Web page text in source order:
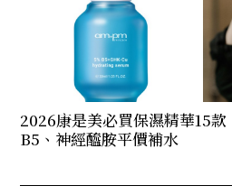
2026康是美必買保濕精華15款
B5、神經醯胺平價補水